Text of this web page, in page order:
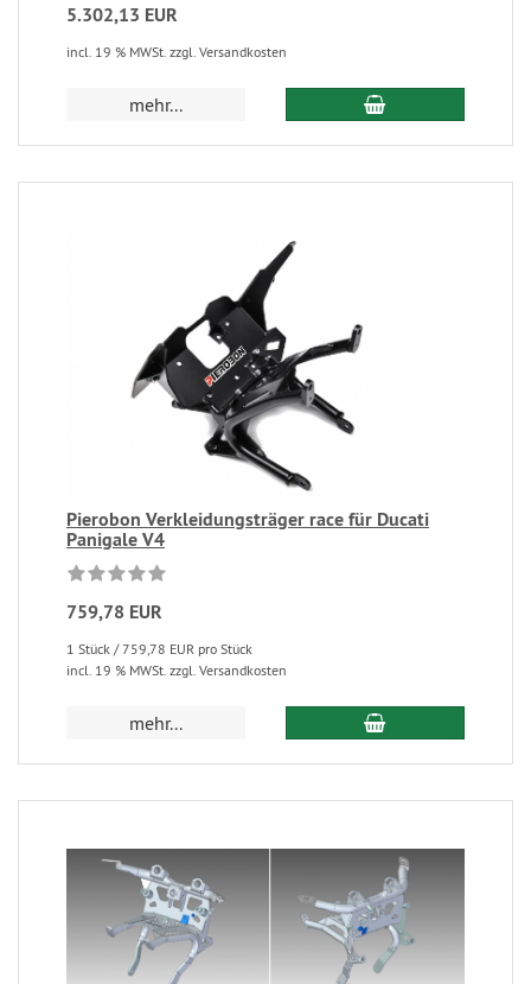
5.302,13 EUR
incl. 19 % MWSt. zzgl. Versandkosten
mehr...
Pierobon Verkleidungsträger race für Ducati
Panigale V4
759,78 EUR
1 Stück / 759,78 EUR pro Stück
incl. 19 % MWSt. zzgl. Versandkosten
mehr...